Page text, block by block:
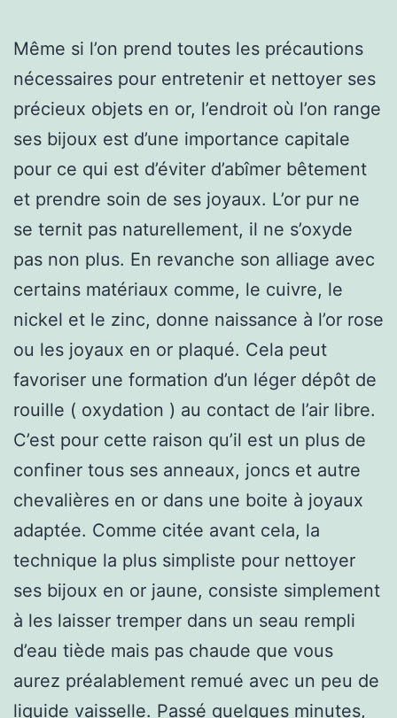
Même si l’on prend toutes les précautions
nécessaires pour entretenir et nettoyer ses
précieux objets en or, l’endroit où l’on range
ses bijoux est d’une importance capitale
pour ce qui est d’éviter d’abîmer bêtement
et prendre soin de ses joyaux. L’or pur ne
se ternit pas naturellement, il ne s’oxyde
pas non plus. En revanche son alliage avec
certains matériaux comme, le cuivre, le
nickel et le zinc, donne naissance à l’or rose
ou les joyaux en or plaqué. Cela peut
favoriser une formation d’un léger dépôt de
rouille ( oxydation ) au contact de l’air libre.
C’est pour cette raison qu’il est un plus de
confiner tous ses anneaux, joncs et autre
chevalières en or dans une boite à joyaux
adaptée. Comme citée avant cela, la
technique la plus simpliste pour nettoyer
ses bijoux en or jaune, consiste simplement
à les laisser tremper dans un seau rempli
d’eau tiède mais pas chaude que vous
aurez préalablement remué avec un peu de
liquide vaisselle. Passé quelques minutes,